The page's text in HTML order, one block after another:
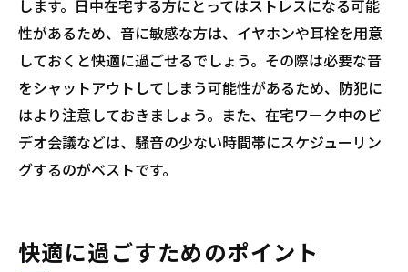
します。日中在宅する方にとってはストレスになる可能
性があるため、音に敏感な方は、イヤホンや耳栓を用意
しておくと快適に過ごせるでしょう。その際は必要な音
をシャットアウトしてしまう可能性があるため、防犯に
はより注意しておきましょう。また、在宅ワーク中のビ
デオ会議などは、騒音の少ない時間帯にスケジューリン
グするのがベストです。
快適に過ごすためのポイント